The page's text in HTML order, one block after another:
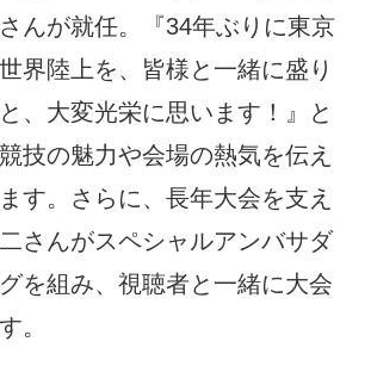
んが就任。『34年ぶりに東京
界陸上を、皆様と一緒に盛り
、大変光栄に思います！』と
技の魅力や会場の熱気を伝え
す。さらに、長年大会を支え
さんがスペシャルアンバサダ
を組み、視聴者と一緒に大会
。